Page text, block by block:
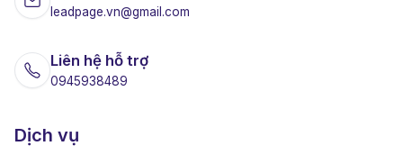
leadpage.vn@gmail.com
Liên hệ hỗ trợ
0945938489
Dịch vụ